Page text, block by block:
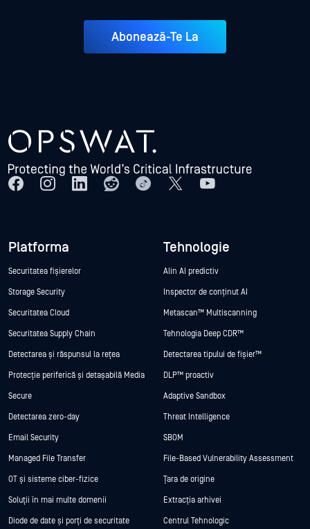
Abonează-Te La
Platforma
Securitatea fișierelor
Storage Security
Securitatea Cloud
Securitatea Supply Chain
Detectarea și răspunsul la rețea
Protecție periferică și detașabilă Media
Secure
Detectarea zero-day
Email Security
Managed File Transfer
OT și sisteme ciber-fizice
Soluții în mai multe domenii
Diode de date și porți de securitate
Tehnologie
Alin AI predictiv
Inspector de conținut AI
Metascan™ Multiscanning
Tehnologia Deep CDR™
Detectarea tipului de fișier™
DLP™ proactiv
Adaptive Sandbox
Threat Intelligence
SBOM
File-Based Vulnerability Assessment
Țara de origine
Extracția arhivei
Centrul Tehnologic